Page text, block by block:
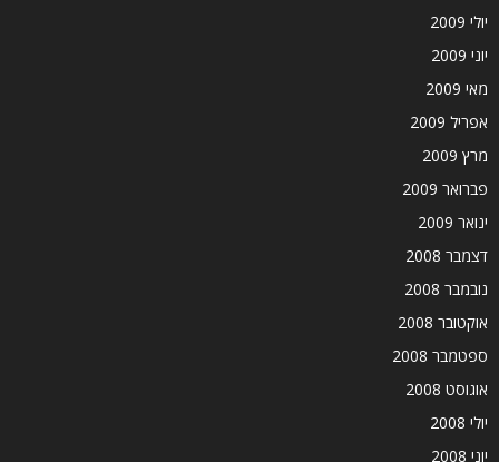
יולי 2009
יוני 2009
מאי 2009
אפריל 2009
מרץ 2009
פברואר 2009
ינואר 2009
דצמבר 2008
נובמבר 2008
אוקטובר 2008
ספטמבר 2008
אוגוסט 2008
יולי 2008
יוני 2008